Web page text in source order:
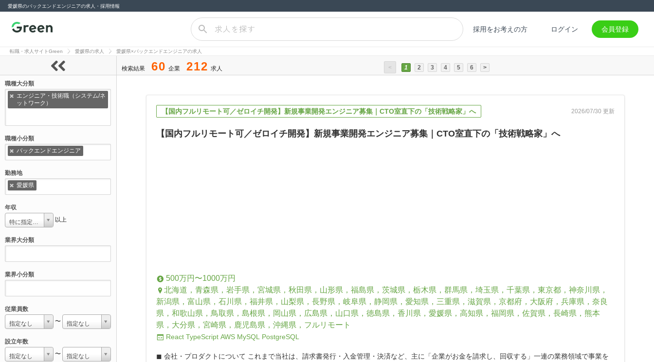
愛媛県のバックエンドエンジニアの求人・採用情報
Green（グリー
求人を探す 採用をお考えの方 ログイン 会員登録
転職・求人サイトGreen 愛媛県の求人 愛媛県×バックエンドエンジニアの求人
職種大分類
エンジニア・技術職（システム/ネ
ットワーク）
職種小分類
バックエンドエンジニア
勤務地
愛媛県
年収
特に指定しない 以上
業界大分類
業界小分類
従業員数
指定なし 〜 指定なし
設立年数
指定なし 〜 指定なし
検索結果 60 企業 212 求人 < 1 2 3 4 5 6 >
【国内フルリモート可／ゼロイチ開発】新規事業開発エンジニア募集｜CTO室直下の「技術戦略家」へ 2026/07/30 更新
【国内フルリモート可／ゼロイチ開発】新規事業開発エンジニア募集｜CTO室直下の「技術戦略家」へ
500万円〜1000万円
北海道，青森県，岩手県，宮城県，秋田県，山形県，福島県，茨城県，栃木県，群馬県，埼玉県，千葉県，東京都，神奈川県，
新潟県，富山県，石川県，福井県，山梨県，長野県，岐阜県，静岡県，愛知県，三重県，滋賀県，京都府，大阪府，兵庫県，奈良
県，和歌山県，鳥取県，島根県，岡山県，広島県，山口県，徳島県，香川県，愛媛県，高知県，福岡県，佐賀県，長崎県，熊本
県，大分県，宮崎県，鹿児島県，沖縄県，フルリモート
React TypeScript AWS MySQL PostgreSQL
◼︎ 会社・プロダクトについて これまで当社は、請求書発行・入金管理・決済など、主に「企業がお金を請求し、回収する」一連の業務領域で事業を